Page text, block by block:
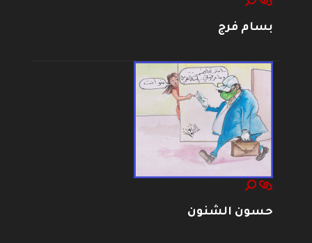
بسام فرج
حسون الشنون